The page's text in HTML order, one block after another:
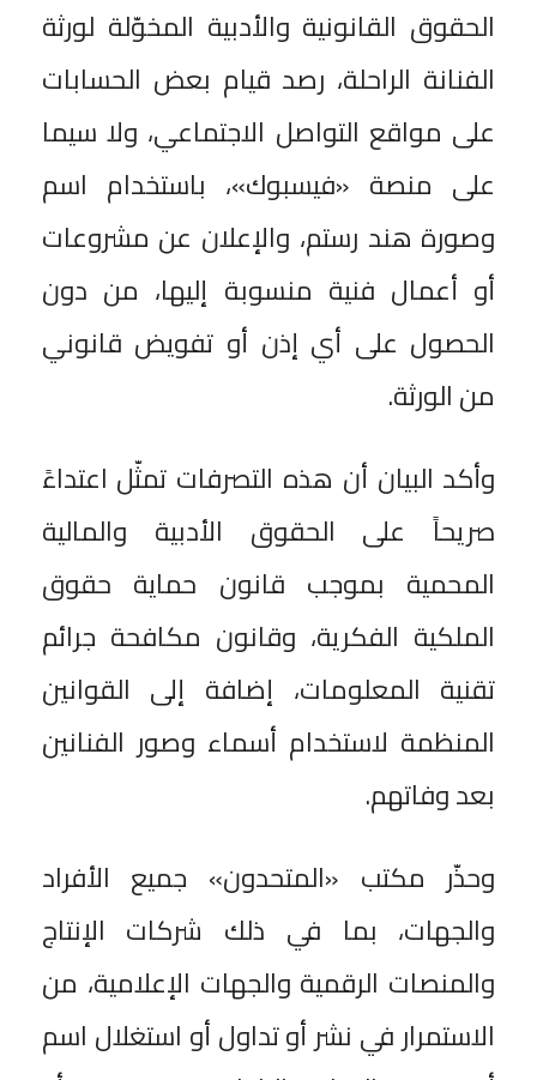
الحقوق القانونية والأدبية المخوّلة لورثة
الفنانة الراحلة، رصد قيام بعض الحسابات
على مواقع التواصل الاجتماعي، ولا سيما
على منصة «فيسبوك»، باستخدام اسم
وصورة هند رستم، والإعلان عن مشروعات
أو أعمال فنية منسوبة إليها، من دون
الحصول على أي إذن أو تفويض قانوني
من الورثة.
وأكد البيان أن هذه التصرفات تمثّل اعتداءً
صريحاً على الحقوق الأدبية والمالية
المحمية بموجب قانون حماية حقوق
الملكية الفكرية، وقانون مكافحة جرائم
تقنية المعلومات، إضافة إلى القوانين
المنظمة لاستخدام أسماء وصور الفنانين
بعد وفاتهم.
وحذّر مكتب «المتحدون» جميع الأفراد
والجهات، بما في ذلك شركات الإنتاج
والمنصات الرقمية والجهات الإعلامية، من
الاستمرار في نشر أو تداول أو استغلال اسم